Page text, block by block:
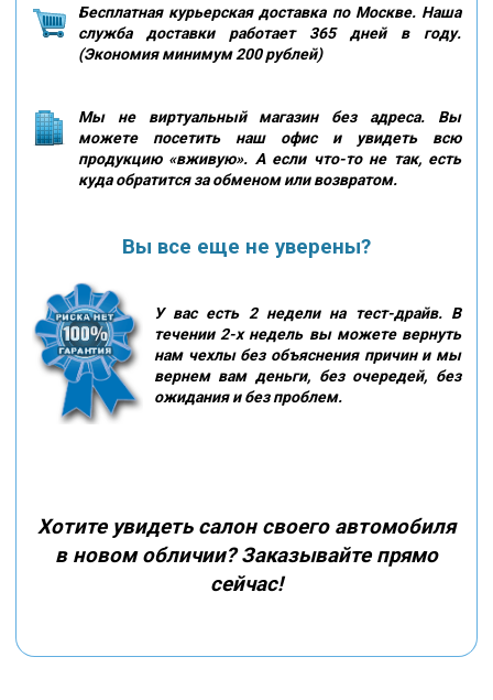
Бесплатная курьерская доставка по Москве. Наша
служба доставки работает 365 дней в году.
(Экономия минимум 200 рублей)
Мы не виртуальный магазин без адреса. Вы
можете посетить наш офис и увидеть всю
продукцию «вживую». А если что-то не так, есть
куда обратится за обменом или возвратом.
Вы все еще не уверены?
У вас есть 2 недели на тест-драйв. В
течении 2-х недель вы можете вернуть
нам чехлы без объяснения причин и мы
вернем вам деньги, без очередей, без
ожидания и без проблем.
Хотите увидеть салон своего автомобиля
в новом обличии? Заказывайте прямо
сейчас!